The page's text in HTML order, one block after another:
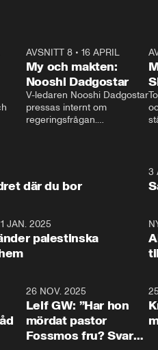
AVSNITT 8• 16 APRIL
My och makten:
Nooshi Dadgostar
V-ledaren Nooshi Dadgostar
pressas internt om
regeringsfrågan.
– Vi ställer upp i val. Ska vi
vara med så sitter vi förstås
där du bor
3
JAN. 2025
palestinska
26 NOV. 2025
Leif GW: ”Har hon
mördat pastor
Fossmos fru? Svar